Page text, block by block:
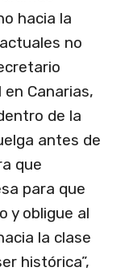
hacia la
no
Canarias,
de la
antes de
que
para que
y obligue al
la clase
histórica”,